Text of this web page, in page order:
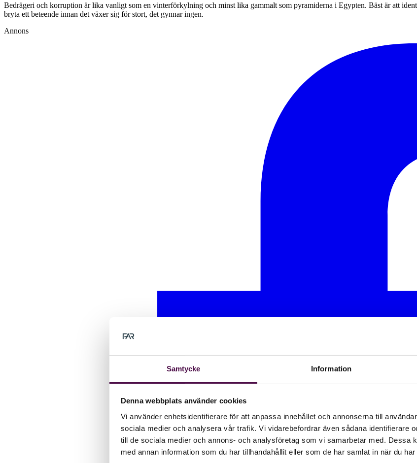
Samtycke Information
Denna webbplats använder cookies
Vi använder enhetsidentifierare för att anpassa innehållet och annonserna till
sociala medier och analysera vår trafik. Vi vidarebefordrar även sådana identifierare
till de sociala medier och annons- och analysföretag som vi samarbetar med. Dessa
med annan information som du har tillhandahållit eller som de har samlat in när du
Bedrägeri och korruption är lika vanligt som en vinterförkylning och minst lika gammalt som pyramiderna i Egypten. Bäst är att
bryta ett beteende innan det växer sig för stort, det gynnar ingen.
Annons